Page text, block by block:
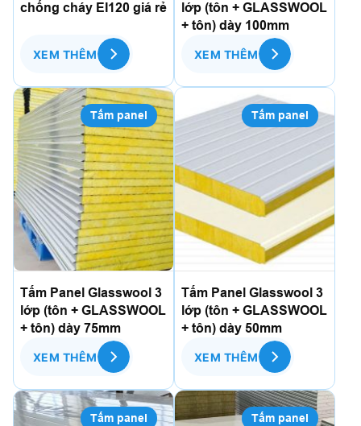
chống cháy EI120 giá rẻ
XEM THÊM
lớp (tôn + GLASSWOOL
+ tôn) dày 100mm
XEM THÊM
Tấm panel
Tấm Panel Glasswool 3
lớp (tôn + GLASSWOOL
+ tôn) dày 75mm
XEM THÊM
Tấm panel
Tấm Panel Glasswool 3
lớp (tôn + GLASSWOOL
+ tôn) dày 50mm
XEM THÊM
Tấm panel Tấm panel